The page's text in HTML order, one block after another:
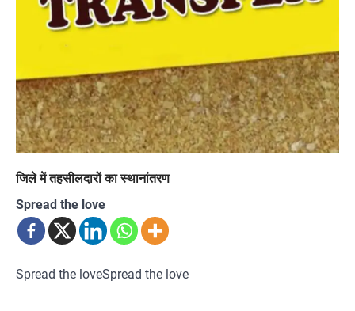
जिले में तहसीलदारों का स्थानांतरण
Spread the love
Spread the loveSpread the love